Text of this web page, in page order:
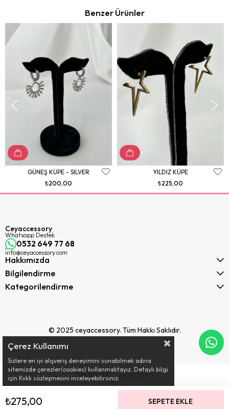
Benzer Ürünler
GÜNEŞ KÜPE - SILVER
₺200,00
YILDIZ KÜPE
₺225,00
Ceyaccessory
Whatsapp Destek
0532 649 77 68
info@ceyaccessory.com
Hakkımızda
Bilgilendirme
Kategorilendirme
© 2025 ceyaccessory. Tüm Hakkı Saklıdır.
Çerez Kullanımı
Sizlere en iyi alışveriş deneyimini sunabilmek adına
sitemizde çerezler(cookies) kullanmaktayız. Detaylı bilgi
için Kvkk sözleşmesini inceleyebilirsiniz.
₺275,00